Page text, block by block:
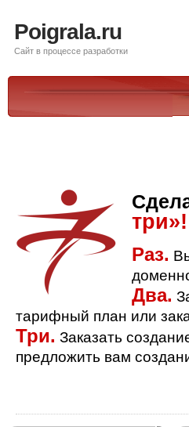
Poigrala.ru
Сайт в процессе разработки
три»!
Раз.
Два.
тарифный план или
Три. Заказать
предложить вам